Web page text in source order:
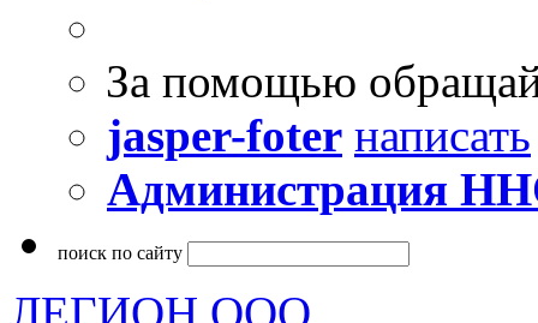
За помощью
jasper-foter написать
Администрация
поиск по сайту